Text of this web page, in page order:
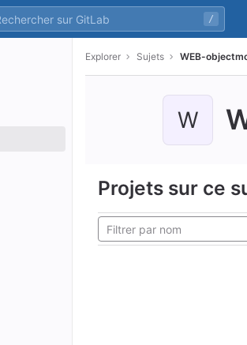
/
Explorer Sujets WEB-
W
Projets sur ce